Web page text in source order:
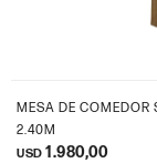
MESA DE COMEDOR
2.40M
USD 1.980,00